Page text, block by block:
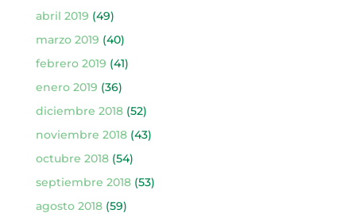
abril 2019 (49)
marzo 2019 (40)
febrero 2019 (41)
enero 2019 (36)
diciembre 2018(52)
noviembre 2018(43)
octubre 2018(54)
septiembre 2018(53)
agosto 2018(59)